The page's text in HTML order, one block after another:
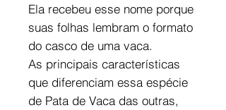
Ela recebeu esse nome porque
suas folhas lembram o formato
do casco de uma vaca.
As principais características
que diferenciam essa espécie
de Pata de Vaca das outras,